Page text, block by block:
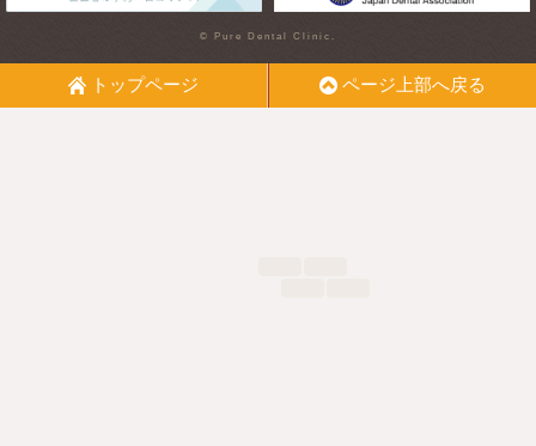
© Pure Dental Clinic.
トップページ ページ上部へ戻る